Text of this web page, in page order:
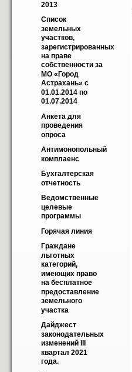
2013
Cписок
земельных
участков,
зарегистрированных
на праве
собственности за
МО «Город
Астрахань» с
01.01.2014 по
01.07.2014
Анкета для
проведения
опроса
Антимонопольный
комплаенс
Бухгалтерская
отчетность
Ведомственные
целевые
программы
Горячая линия
Граждане
льготных
категорий,
имеющих право
на бесплатное
предоставление
земельного
участка
Дайджест
законодательных
изменений III
квартал 2021
года.